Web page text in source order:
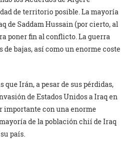
de territorio posible. La mayoría
de Saddam Hussain (por cierto, al
poner fin al conflicto. La guerra
bajas, así como un enorme coste
Irán, a pesar de sus pérdidas,
de Estados Unidos a Iraq en
importante con una enorme
de la población chií de Iraq
país.